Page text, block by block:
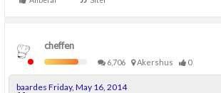
cheffen
6,706
Akershus 0
baardes Friday, May 16, 2014